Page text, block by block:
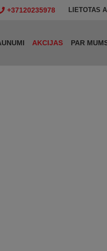
+37120235978 LIETOTAS
AKCIJAS PAR